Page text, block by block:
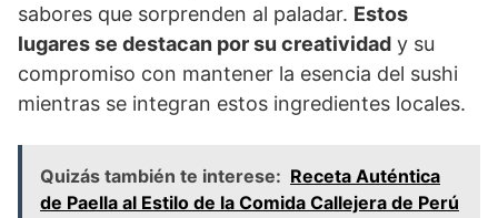
sabores que sorprenden al paladar. Estos
lugares se destacan por su creatividad y su
compromiso con mantener la esencia del sushi
mientras se integran estos ingredientes locales.
Quizás también te interese: Receta Auténtica
de Paella al Estilo de la Comida Callejera de Perú